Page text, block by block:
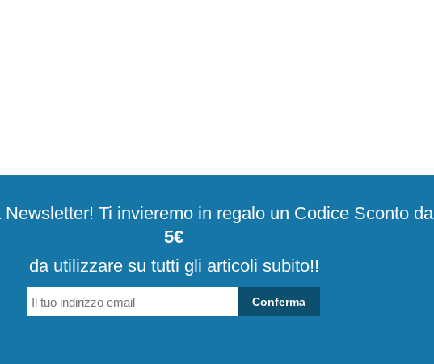
Newsletter! Ti invieremo in regalo un Codice Sconto da
5€
da utilizzare su tutti gli articoli subito!!
Conferma